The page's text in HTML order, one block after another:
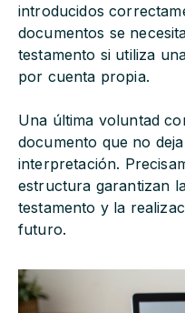
introducidos
documentos se
testamento si utiliza
por cuenta propia.
Una última voluntad
documento que no
interpretación.
estructura garantizan
testamento y la
futuro.